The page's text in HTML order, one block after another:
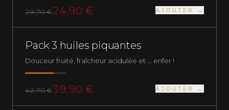
29,70 €24,90 € AJOUTER →
PLUS QUE 1 EN STOCK
Pack 3 huiles piquantes
Douceur fruité, fraîcheur acidulée et ... enfer !
42,70 €39,90 € AJOUTER →